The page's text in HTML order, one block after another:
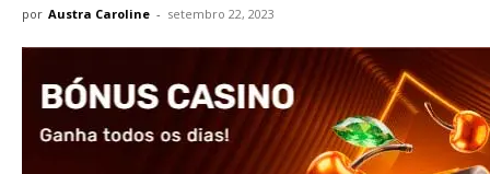
por Austra Caroline - setembro 22, 2023